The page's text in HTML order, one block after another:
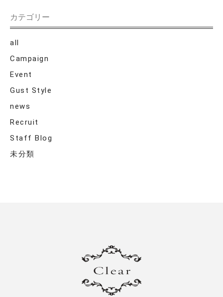
カテゴリー
all
Campaign
Event
Gust Style
news
Recruit
Staff Blog
未分類